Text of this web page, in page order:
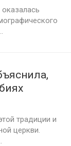
традиции и
церкви.